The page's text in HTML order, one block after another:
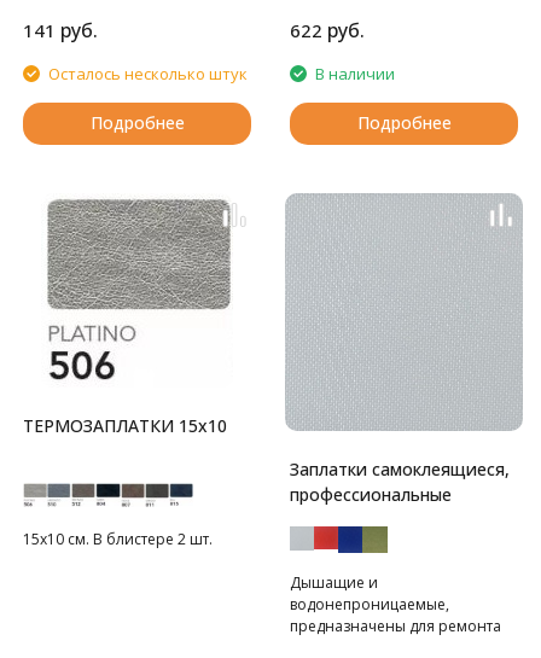
141 руб.
Осталось несколько штук
Подробнее
622 руб.
В наличии
Подробнее
ТЕРМОЗАПЛАТКИ 15х10
15х10 см. В блистере 2 шт.
Заплатки самоклеящиеся,
профессиональные
Дышащие и
водонепроницаемые,
предназначены для ремонта